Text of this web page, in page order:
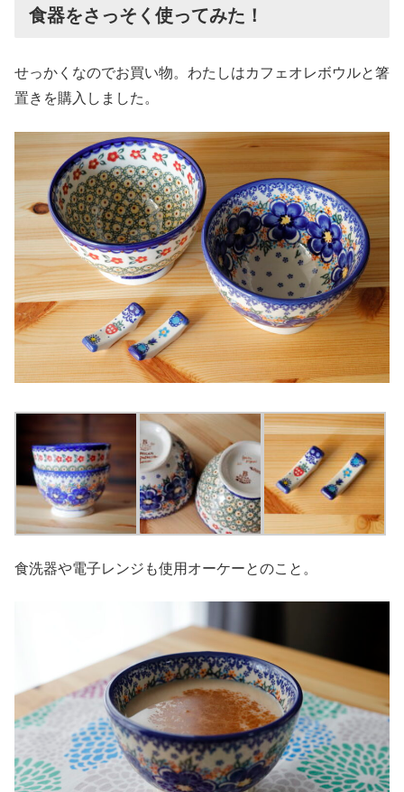
食器をさっそく使ってみた！
せっかくなのでお買い物。わたしはカフェオレボウルと箸
置きを購入しました。
食洗器や電子レンジも使用オーケーとのこと。